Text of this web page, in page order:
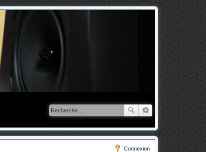
Connexion